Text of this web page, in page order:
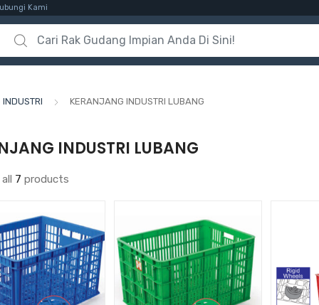
Kami
Search for:
KERANJANG INDUSTRI LUBANG
INDUSTRI LUBANG
7 products